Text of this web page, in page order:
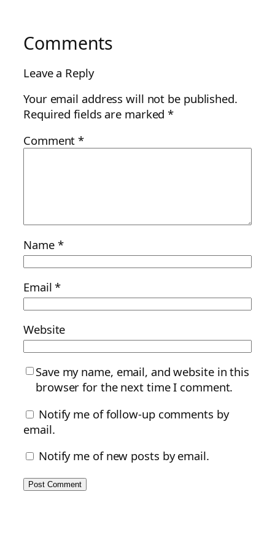
Comments
Leave a Reply
Your email address will not be published.
Required fields are marked*
Comment*
Name *
Email*
Website
Save my name, email, and website in this
browser for the next time I comment.
Notify me of follow-up comments by
email.
Notify me of new posts by email.